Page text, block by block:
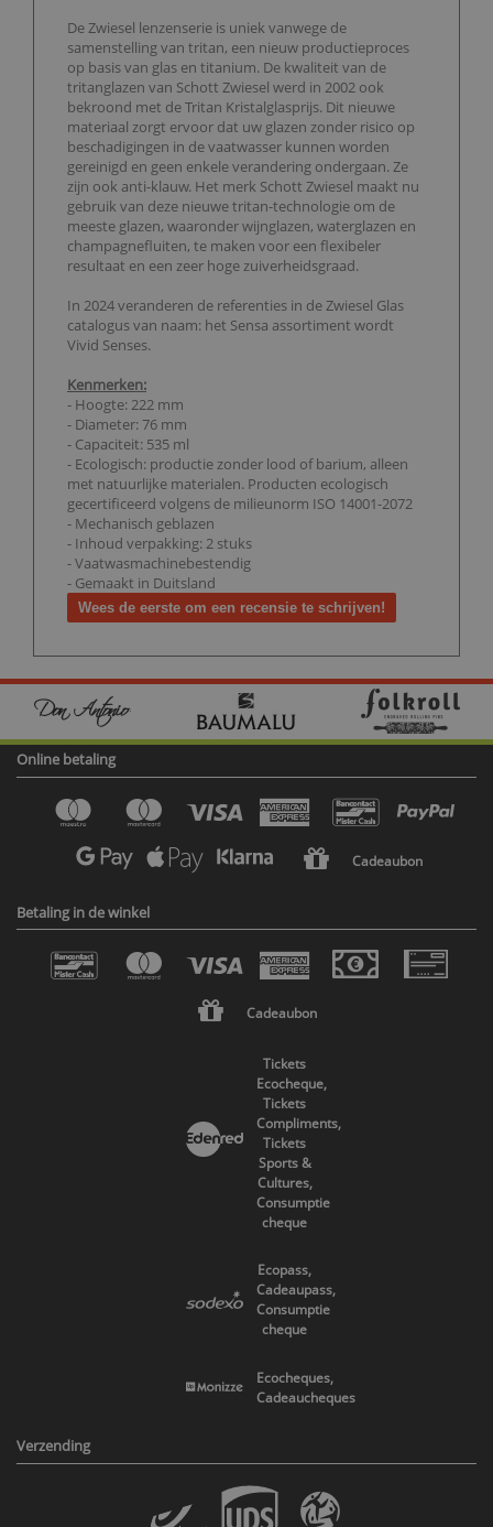
De Zwiesel lenzenserie is uniek vanwege de
samenstelling van tritan, een nieuw productieproces
op basis van glas en titanium. De kwaliteit van de
tritanglazen van Schott Zwiesel werd in 2002 ook
bekroond met de Tritan Kristalglasprijs. Dit nieuwe
materiaal zorgt ervoor dat uw glazen zonder risico op
beschadigingen in de vaatwasser kunnen worden
gereinigd en geen enkele verandering ondergaan. Ze
zijn ook anti-klauw. Het merk Schott Zwiesel maakt nu
gebruik van deze nieuwe tritan-technologie om de
meeste glazen, waaronder wijnglazen, waterglazen en
champagnefluiten, te maken voor een flexibeler
resultaat en een zeer hoge zuiverheidsgraad.
In 2024 veranderen de referenties in de Zwiesel Glas
catalogus van naam: het Sensa assortiment wordt
Vivid Senses.
Kenmerken:
- Hoogte: 222 mm
- Diameter: 76 mm
- Capaciteit: 535 ml
- Ecologisch: productie zonder lood of barium, alleen
met natuurlijke materialen. Producten ecologisch
gecertificeerd volgens de milieunorm ISO 14001-2072
- Mechanisch geblazen
- Inhoud verpakking: 2 stuks
- Vaatwasmachinebestendig
- Gemaakt in Duitsland
Wees de eerste om een recensie te schrijven!
Online betaling
Cadeaubon
Betaling in de winkel
Cadeaubon
Tickets
Ecocheque,
Tickets
Compliments,
Tickets
Sports &
Cultures,
Consumptie
cheque
Ecopass,
Cadeaupass,
Consumptie
cheque
Ecocheques,
Cadeaucheques
Verzending